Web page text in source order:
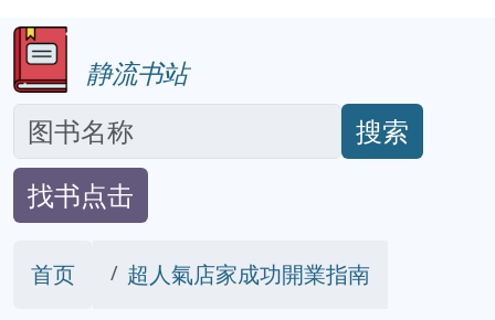
静流书站
搜索
找书点击
首页 超人氣店家成功開業指南